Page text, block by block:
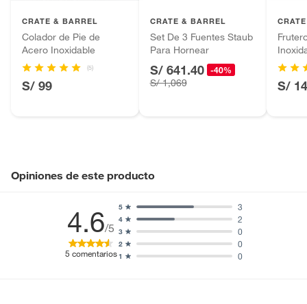
Productos que hayan sido previamente instalados.
Baterías de auto.
Motocicletas y bicicletas motorizadas.
Licores y cigarros electrónicos.
CRATE & BARREL
Colador de Pie de
Acero Inoxidable
(5)
S/ 99
CRATE & BARREL
Set De 3 Fuentes Staub
Para Hornear
S/ 641.40 -40%
S/ 1,069 S/
Opiniones de este producto
4.6/5
5 comentarios1 0
2 0
3 0
4 2
5 3